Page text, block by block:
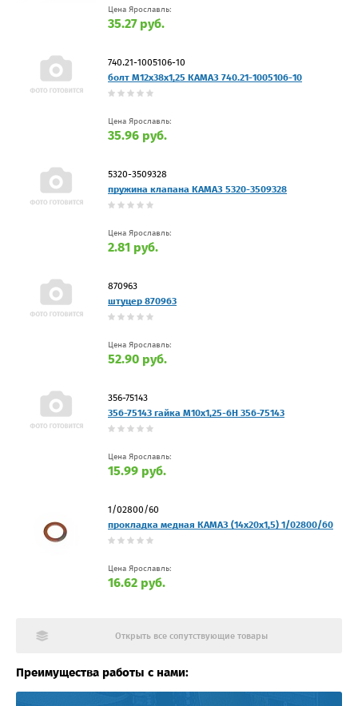
Цена Ярославль:
35.27 руб.
740.21-1005106-10
болт М12х38х1,25 КАМАЗ 740.21-1005106-10
Цена Ярославль:
35.96 руб.
5320-3509328
пружина клапана КАМАЗ 5320-3509328
Цена Ярославль:
2.81 руб.
870963
штуцер 870963
Цена Ярославль:
52.90 руб.
356-75143
356-75143 гайка М10х1,25-6Н 356-75143
Цена Ярославль:
15.99 руб.
1/02800/60
прокладка медная КАМАЗ (14х20х1,5) 1/02800/60
Цена Ярославль:
16.62 руб.
Открыть все сопутствующие товары
Преимущества работы с нами: